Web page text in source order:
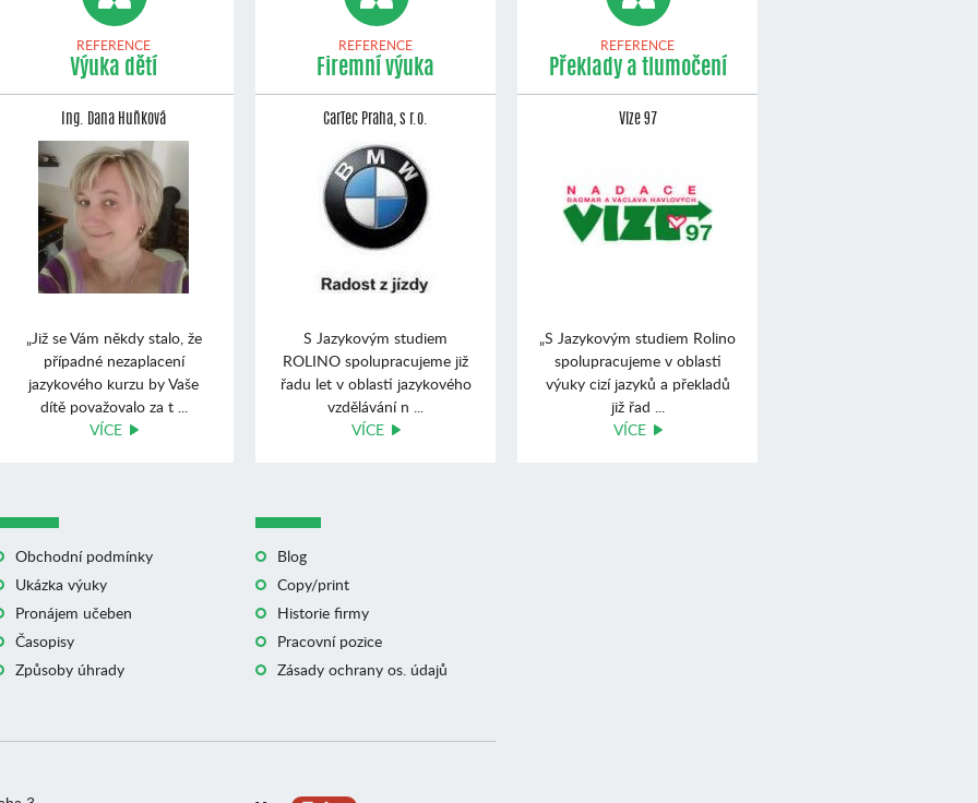
REFERENCE
Výuka dětí
Ing. Dana Huňková
„Již se Vám někdy stalo, že
případné nezaplacení
jazykového kurzu by Vaše
dítě považovalo za t ...
VÍCE
REFERENCE
Firemní výuka
CarTec Praha, s r.o.
S Jazykovým studiem
ROLINO spolupracujeme již
řadu let v oblasti jazykového
vzdělávání n ...
VÍCE
REFERENCE
Překlady a tlumočení
Vize 97
„S Jazykovým studiem Rolino
spolupracujeme v oblasti
výuky cizí jazyků a překladů
již řad ...
VÍCE
Obchodní podmínky
Ukázka výuky
Pronájem učeben
Časopisy
Způsoby úhrady
Blog
Copy/print
Historie firmy
Pracovní pozice
Zásady ochrany os. údajů